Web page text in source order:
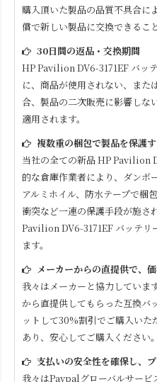
購入頂いた製品の品質不具合に
償で新しい製品に交換できるこ
30日間の返品・交換期間
HP Pavilion DV6-3171EF バッ
に、商品が使用されない、また
合、製品の二次販売に影響しな
適用されます。
複数重の梱包で製品を保護
当社の全ての新品HP Pavilion
的な倉庫作業者により、ダンボ
アルミホイル、防水テープで梱
衝突など一連の保護手段が施さ
Pavilion DV6-3171EF バッテリ
ます。
メーカーからの直提供で、
我々はメーカーと協力していま
から直提供してもらった互換バ
ットして30%割引でご購入い
あり、安心してご購入ください。
支払いの安全性を確保し、
我々はPaypalグローバルサービ